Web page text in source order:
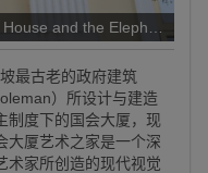
and the Elephant
最古老的政府建筑
）所设计与建造
制度下的国会大厦，现
大厦艺术之家是一个深
术家所创造的现代视觉